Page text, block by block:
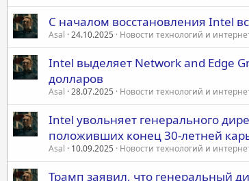
С началом восстановления Intel
Asal 24.10.2025 Новости технологий и
Intel выделяет Network and Edge
долларов
Asal 28.07.2025 Новости технологий и
Intel увольняет генерального
положивших конец 30-летней
Asal 10.09.2025 Новости технологий и
Трамп заявил, что генеральный